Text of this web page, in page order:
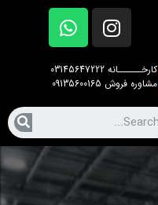
کارخــــــانه 03145647222
مشاوره فروش 09135600165